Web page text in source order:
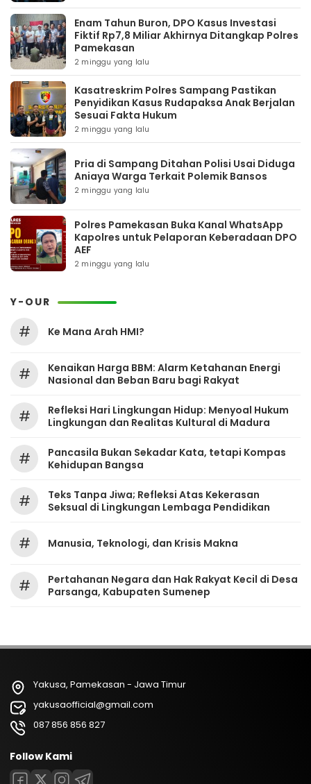
Enam Tahun Buron, DPO Kasus Investasi
Fiktif Rp7,8 Miliar Akhirnya Ditangkap Polres
Pamekasan
2 minggu yang lalu
Kasatreskrim Polres Sampang Pastikan
Penyidikan Kasus Rudapaksa Anak Berjalan
Sesuai Fakta Hukum
2 minggu yang lalu
Pria di Sampang Ditahan Polisi Usai Diduga
Aniaya Warga Terkait Polemik Bansos
2 minggu yang lalu
Polres Pamekasan Buka Kanal WhatsApp
Kapolres untuk Pelaporan Keberadaan DPO
AEF
2 minggu yang lalu
Y-OUR
# Ke Mana Arah HMI?
#
Kenaikan Harga BBM: Alarm Ketahanan Energi
Nasional dan Beban Baru bagi Rakyat
#
Refleksi Hari Lingkungan Hidup: Menyoal Hukum
Lingkungan dan Realitas Kultural di Madura
#
Pancasila Bukan Sekadar Kata, tetapi Kompas
Kehidupan Bangsa
#
Teks Tanpa Jiwa; Refleksi Atas Kekerasan
Seksual di Lingkungan Lembaga Pendidikan
# Manusia, Teknologi, dan Krisis Makna
#
Pertahanan Negara dan Hak Rakyat Kecil di Desa
Parsanga, Kabupaten Sumenep
Yakusa, Pamekasan - Jawa Timur
yakusaofficial@gmail.com
087 856 856 827
Follow Kami